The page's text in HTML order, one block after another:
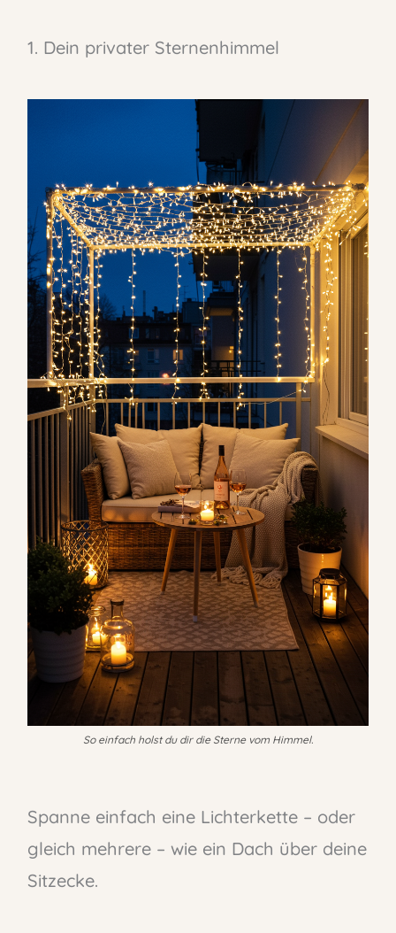
1. Dein privater Sternenhimmel
So einfach holst du dir die Sterne vom Himmel.
Spanne einfach eine Lichterkette – oder
gleich mehrere – wie ein Dach über deine
Sitzecke.